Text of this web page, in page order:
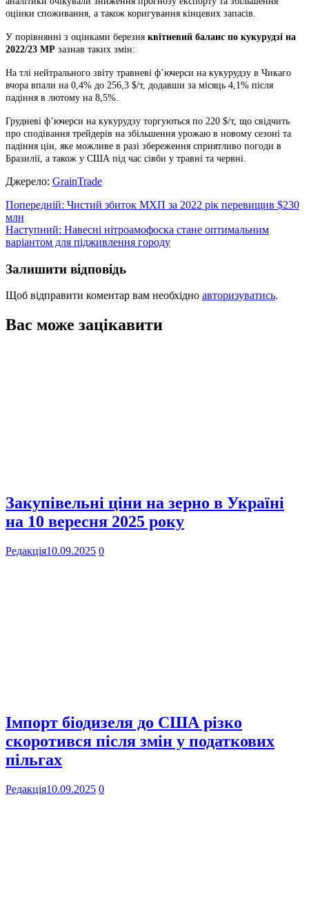
оцінки споживання, а також коригування кінцевих запасів.
У порівнянні з оцінками березня квітневий баланс по кукурудзі на
2022/23 МР зазнав таких змін:
На тлі нейтрального звіту травневі ф’ючерси на кукурудзу в Чикаго
вчора впали на 0,4% до 256,3 $/т, додавши за місяць 4,1% після
падіння в лютому на 8,5%.
Грудневі ф’ючерси на кукурудзу торгуються по 220 $/т, що свідчить
про сподівання трейдерів на збільшення урожаю в новому сезоні та
падіння цін, яке можливе в разі збереження сприятливо погоди в
Бразилії, а також у США під час сівби у травні та червні.
Джерело: GrainTrade
Навігація
записів
Попередній: Чистий збиток МХП за 2022 рік перевищив $230
млн
Наступний: Навесні нітроамофоска стане оптимальним
варіантом для підживлення городу
Залишити відповідь
Щоб відправити коментар вам необхідно авторизуватись.
Вас може зацікавити
Закупівельні ціни на зерно в Україні
на 10 вересня 2025 року
Редакція10.09.2025 0
Імпорт біодизеля до США різко
скоротився після змін у податкових
пільгах
Редакція10.09.2025 0